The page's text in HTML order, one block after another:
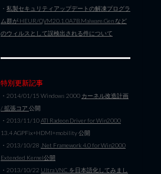
・ 私製セキュリティアップデートの解凍プログラ
ム群が HEUR/QVM20.1.0A7B.Malware.Gen など
のウィルスとして誤検出される件について
特別更新記事
・2014/01/15 Windows 2000 カーネル改造計画
/ 拡張コア 公開
・2013/11/10ATI Radeon Driver for Win2000
13.4 AGPFix+HDMI+mobility 公開
・2013/10/28 .Net Framework 4.0 for Win2000
Extended Kernel公開
・2013/10/22 Ultra VNC を日本語化してみまし